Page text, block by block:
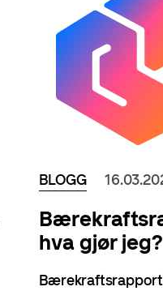
BLOGG
hva gjør jeg?